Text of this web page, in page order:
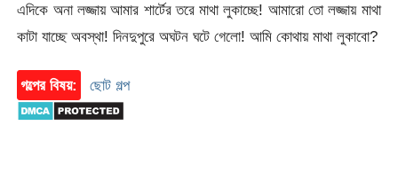
এদিকে অনা লজ্জায় আমার শার্টের তরে মাথা লুকাচ্ছে! আমারো তো লজ্জায় মাথা
কাটা যাচ্ছে অবস্থা! দিনদুপুরে অঘটন ঘটে গেলো! আমি কোথায় মাথা লুকাবো?
গল্পের বিষয়: ছোট গল্প